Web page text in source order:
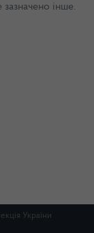
інше.
України